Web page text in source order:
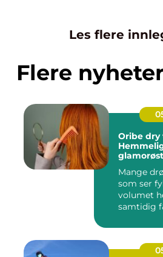
Les flere
Flere
Oribe dry
Mange
som ser
volumet
samtidig